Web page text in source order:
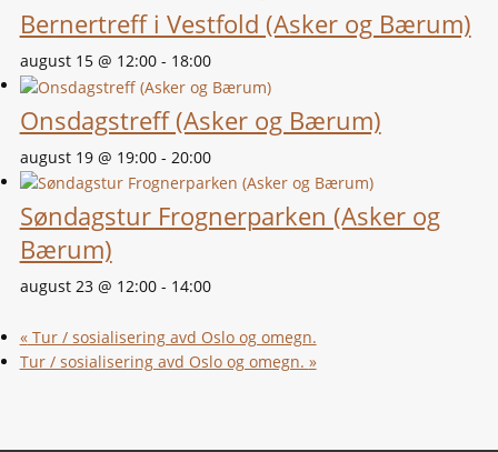
Bernertreff i Vestfold (Asker og Bærum)
august 15 @ 12:00- 18:00
Onsdagstreff (Asker og Bærum)
august 19 @ 19:00- 20:00
Søndagstur Frognerparken (Asker og
Bærum)
august 23 @ 12:00- 14:00
«Tur / sosialisering avd Oslo og omegn.
Tur / sosialisering avd Oslo og omegn. »